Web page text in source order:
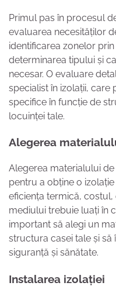
Primul pas în procesul
evaluarea necesităților
identificarea zonelor
determinarea tipului și
necesar. O evaluare
specialist în izolații,
specifice în funcție de
locuinței tale.
Alegerea
Alegerea materialului
pentru a obține o
eficiența termică,
mediului trebuie luați în
important să alegi un
structura casei tale și
siguranță și sănătate.
Instalarea izolației